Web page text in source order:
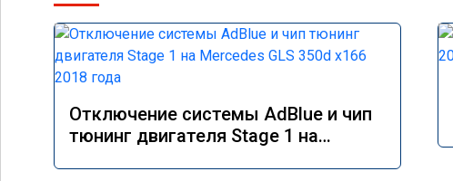
Отключение системы AdBlue и чип
тюнинг двигателя Stage 1 на